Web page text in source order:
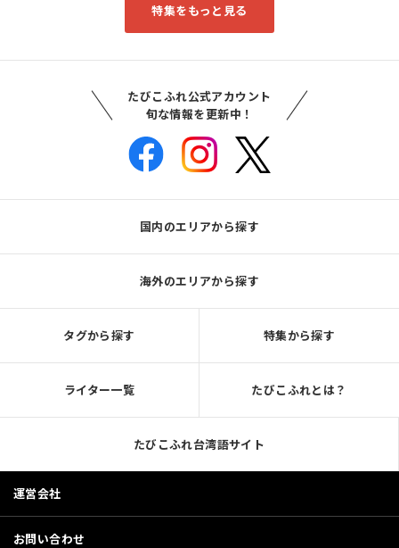
特集をもっと見る
たびこふれ公式アカウント
旬な情報を更新中！
国内のエリアから探す
海外のエリアから探す
タグから探す 特集から探す
ライター一覧 たびこふれとは？
たびこふれ台湾語サイト
運営会社
お問い合わせ